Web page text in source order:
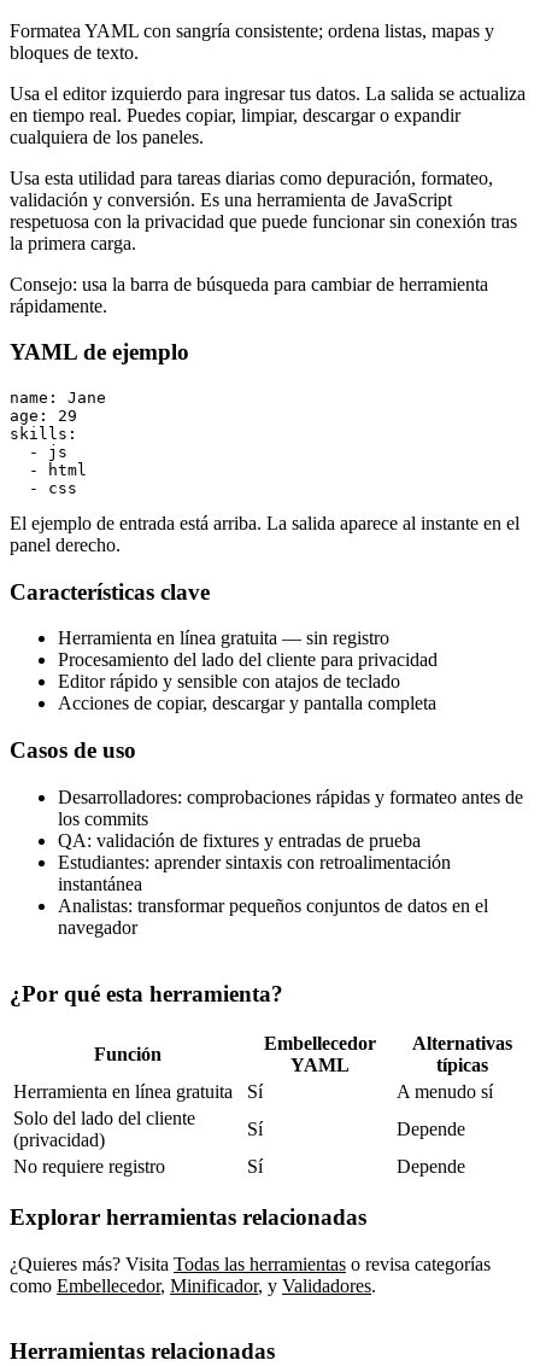
Formatea YAML con sangría consistente; ordena listas, mapas y
bloques de texto.
Usa el editor izquierdo para ingresar tus datos. La salida se actualiza
en tiempo real. Puedes copiar, limpiar, descargar o expandir
cualquiera de los paneles.
Usa esta utilidad para tareas diarias como depuración, formateo,
validación y conversión. Es una herramienta de JavaScript
respetuosa con la privacidad que puede funcionar sin conexión tras
la primera carga.
Consejo: usa la barra de búsqueda para cambiar de herramienta
rápidamente.
YAML de ejemplo
name: Jane
age: 29
skills:
  - js
  - html
  - css
El ejemplo de entrada está arriba. La salida aparece al instante en el
panel derecho.
Características clave
Herramienta en línea gratuita — sin registro
Procesamiento del lado del cliente para privacidad
Editor rápido y sensible con atajos de teclado
Acciones de copiar, descargar y pantalla completa
Casos de uso
Desarrolladores: comprobaciones rápidas y formateo antes de
los commits
QA: validación de fixtures y entradas de prueba
Estudiantes: aprender sintaxis con retroalimentación
instantánea
Analistas: transformar pequeños conjuntos de datos en el
navegador
¿Por qué esta herramienta?
Función
Embellecedor
YAML
Alternativas
típicas
Herramienta en línea gratuita
Sí
A menudo sí
Solo del lado del cliente
(privacidad)
Sí
Depende
No requiere registro
Sí Depende
Explorar herramientas relacionadas
¿Quieres más? Visita Todas las herramientas o revisa categorías
como Embellecedor, Minificador, y Validadores.
Herramientas relacionadas